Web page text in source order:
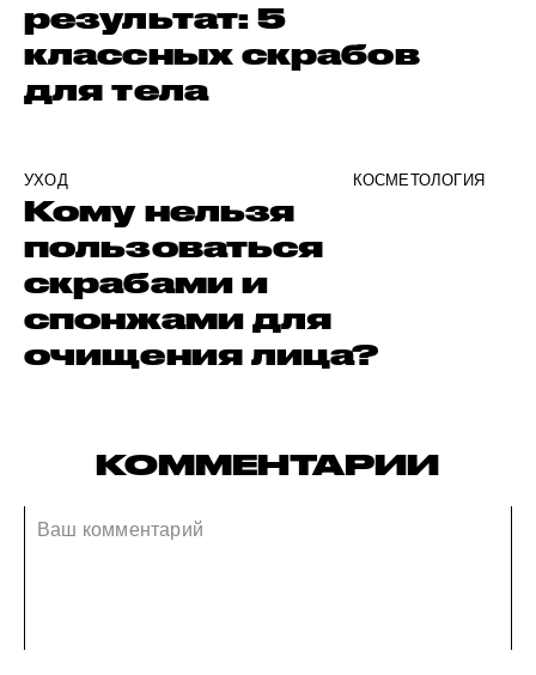
результат: 5
классных скрабов
для тела
УХОД КОСМЕТОЛОГИЯ
Кому нельзя
пользоваться
скрабами и
спонжами для
очищения лица?
КОММЕНТАРИИ